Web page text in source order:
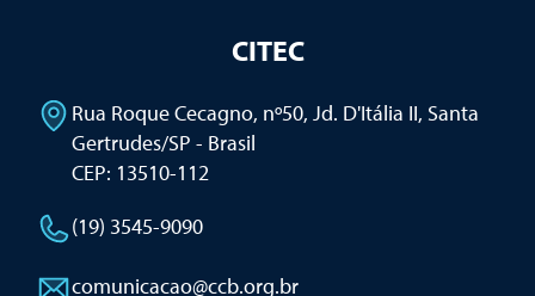
CITEC
Rua Roque Cecagno, nº50, Jd. D'Itália II, Santa
Gertrudes/SP - Brasil
CEP: 13510-112
(19) 3545-9090
comunicacao@ccb.org.br